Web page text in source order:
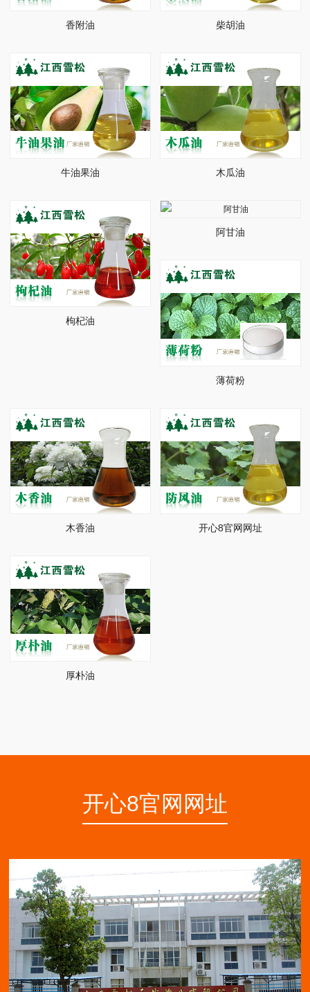
香附油 柴胡油
牛油果油 木瓜油
枸杞油
阿甘油
薄荷粉
木香油 开心8官网网址
厚朴油
开心8官网网址